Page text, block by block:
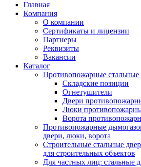
Главная
Компания
О компании
Сертификаты и лицензии
Партнеры
Реквизиты
Вакансии
Каталог
Противопожарные стальные
Складские позиции
Огнетушители
Двери
Люки
Ворота
Противопожарные
двери, люки, ворота
Строительные стальные
для строительных объектов
Для частных лиц: стальные